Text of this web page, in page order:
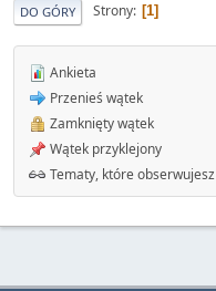
DO GÓRY Strony 1
Ankieta
Przenieś wątek
Zamknięty wątek
Wątek przyklejony
Tematy, które obserwujesz